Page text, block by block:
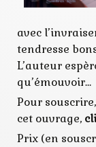
avec
tendresse
L’auteur
qu’émouvoir…
Pour
cet ouvrage,
Prix (en